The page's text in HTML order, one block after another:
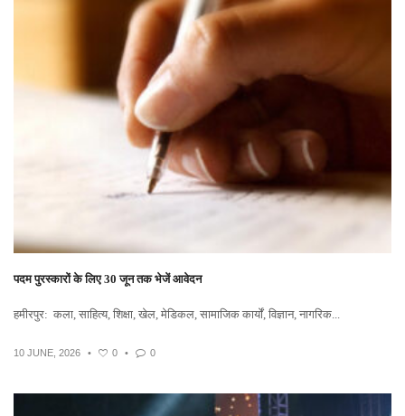
पदम पुरस्कारों के लिए 30 जून तक भेजें आवेदन
हमीरपुर: कला, साहित्य, शिक्षा, खेल, मेडिकल, सामाजिक कार्यों, विज्ञान, नागरिक...
10 JUNE, 2026 • 0 • 0